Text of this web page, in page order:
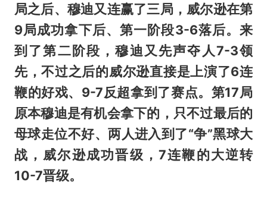
局之后、穆迪又连赢了三局，威尔逊在第
9局成功拿下后、第一阶段3-6落后。来
到了第二阶段，穆迪又先声夺人7-3领
先，不过之后的威尔逊直接是上演了6连
鞭的好戏、9-7反超拿到了赛点。第17局
原本穆迪是有机会拿下的，只不过最后的
母球走位不好、两人进入到了“争”黑球大
战，威尔逊成功晋级，7连鞭的大逆转
10-7晋级。